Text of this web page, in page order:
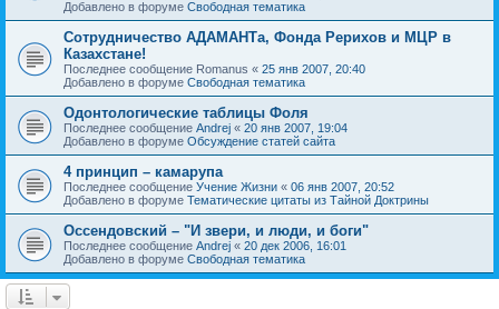
Добавлено в форуме Свободная тематика
Сотрудничество АДАМАНТа, Фонда Рерихов и МЦР в
Казахстане!
Последнее сообщение Romanus « 25 янв 2007, 20:40
Добавлено в форуме Свободная тематика
Одонтологические таблицы Фоля
Последнее сообщение Andrej « 20 янв 2007, 19:04
Добавлено в форуме Обсуждение статей сайта
4 принцип – камарупа
Последнее сообщение Учение Жизни « 06 янв 2007, 20:52
Добавлено в форуме Тематические цитаты из Тайной Доктрины
Оссендовский – "И звери, и люди, и боги"
Последнее сообщение Andrej « 20 дек 2006, 16:01
Добавлено в форуме Свободная тематика